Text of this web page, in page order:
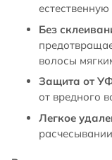
Без
волосы
Защита от
от вредного
Легкое